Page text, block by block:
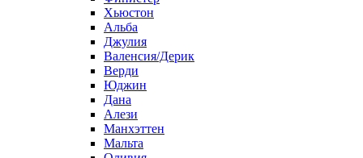
Хьюстон
Альба
Джулия
Валенсия/Дерик
Верди
Юджин
Дана
Алези
Манхэттен
Мальта